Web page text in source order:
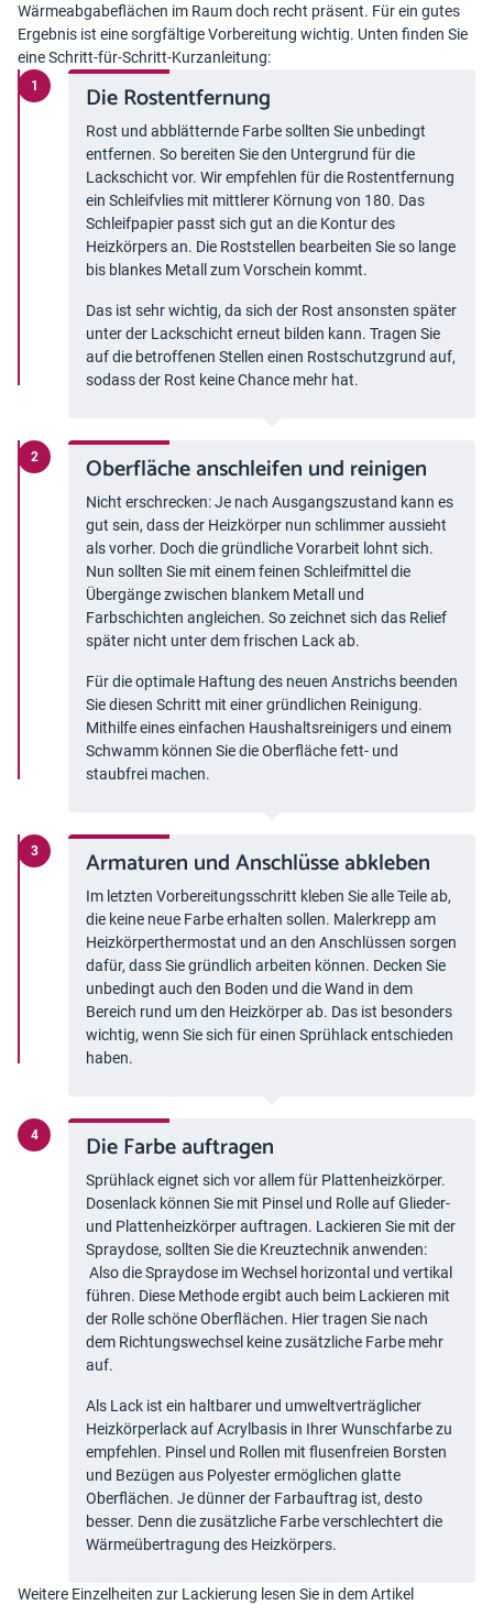
Wärmeabgabeflächen im Raum doch recht präsent. Für ein gutes
Ergebnis ist eine sorgfältige Vorbereitung wichtig. Unten finden Sie
eine Schritt-für-Schritt-Kurzanleitung:
Die Rostentfernung
Rost und abblätternde Farbe sollten Sie unbedingt
entfernen. So bereiten Sie den Untergrund für die
Lackschicht vor. Wir empfehlen für die Rostentfernung
ein Schleifvlies mit mittlerer Körnung von 180. Das
Schleifpapier passt sich gut an die Kontur des
Heizkörpers an. Die Roststellen bearbeiten Sie so lange
bis blankes Metall zum Vorschein kommt.
Das ist sehr wichtig, da sich der Rost ansonsten später
unter der Lackschicht erneut bilden kann. Tragen Sie
auf die betroffenen Stellen einen Rostschutzgrund auf,
sodass der Rost keine Chance mehr hat.
Oberfläche anschleifen und reinigen
Nicht erschrecken: Je nach Ausgangszustand kann es
gut sein, dass der Heizkörper nun schlimmer aussieht
als vorher. Doch die gründliche Vorarbeit lohnt sich.
Nun sollten Sie mit einem feinen Schleifmittel die
Übergänge zwischen blankem Metall und
Farbschichten angleichen. So zeichnet sich das Relief
später nicht unter dem frischen Lack ab.
Für die optimale Haftung des neuen Anstrichs beenden
Sie diesen Schritt mit einer gründlichen Reinigung.
Mithilfe eines einfachen Haushaltsreinigers und einem
Schwamm können Sie die Oberfläche fett- und
staubfrei machen.
Armaturen und Anschlüsse abkleben
Im letzten Vorbereitungsschritt kleben Sie alle Teile ab,
die keine neue Farbe erhalten sollen. Malerkrepp am
Heizkörperthermostat und an den Anschlüssen sorgen
dafür, dass Sie gründlich arbeiten können. Decken Sie
unbedingt auch den Boden und die Wand in dem
Bereich rund um den Heizkörper ab. Das ist besonders
wichtig, wenn Sie sich für einen Sprühlack entschieden
haben.
Die Farbe auftragen
Sprühlack eignet sich vor allem für Plattenheizkörper.
Dosenlack können Sie mit Pinsel und Rolle auf Glieder-
und Plattenheizkörper auftragen. Lackieren Sie mit der
Spraydose, sollten Sie die Kreuztechnik anwenden:
Also die Spraydose im Wechsel horizontal und vertikal
führen. Diese Methode ergibt auch beim Lackieren mit
der Rolle schöne Oberflächen. Hier tragen Sie nach
dem Richtungswechsel keine zusätzliche Farbe mehr
auf.
Als Lack ist ein haltbarer und umweltverträglicher
Heizkörperlack auf Acrylbasis in Ihrer Wunschfarbe zu
empfehlen. Pinsel und Rollen mit flusenfreien Borsten
und Bezügen aus Polyester ermöglichen glatte
Oberflächen. Je dünner der Farbauftrag ist, desto
besser. Denn die zusätzliche Farbe verschlechtert die
Wärmeübertragung des Heizkörpers.
Weitere Einzelheiten zur Lackierung lesen Sie in dem Artikel